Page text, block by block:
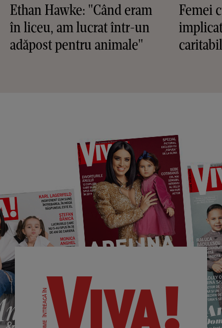
Ethan Hawke: "Când eram
în liceu, am lucrat într-un
adăpost pentru animale"
Femei